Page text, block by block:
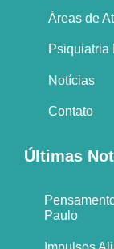
Áreas de
Psiquiatria
Notícias
Contato
Últimas
Paulo